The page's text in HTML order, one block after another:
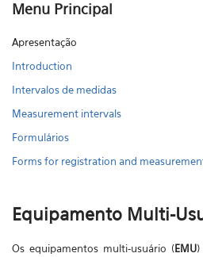
Menu Principal
Apresentação
Introduction
Intervalos de medidas
Measurement intervals
Formulários
Forms for registration and
Equipamento Multi-
Os equipamentos multi-usuário (EMU)